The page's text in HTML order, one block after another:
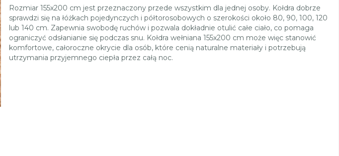
Rozmiar 155x200 cm jest przeznaczony przede wszystkim dla jednej osoby. Kołdra dobrze
sprawdzi się na łóżkach pojedynczych i półtorosobowych o szerokości około 80, 90, 100, 120
lub 140 cm. Zapewnia swobodę ruchów i pozwala dokładnie otulić całe ciało, co pomaga
ograniczyć odsłanianie się podczas snu. Kołdra wełniana 155x200 cm może więc stanowić
komfortowe, całoroczne okrycie dla osób, które cenią naturalne materiały i potrzebują
utrzymania przyjemnego ciepła przez całą noc.